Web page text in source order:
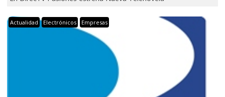
Actualidad Electrónicos Empresas